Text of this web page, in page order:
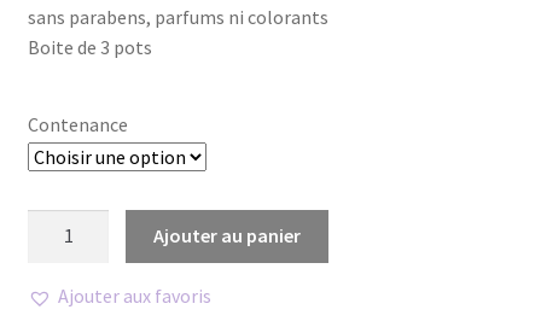
sans parabens, parfums ni colorants
Boite de 3 pots
Contenance
conductrice
Ajouter au panier
Ajouter aux favoris